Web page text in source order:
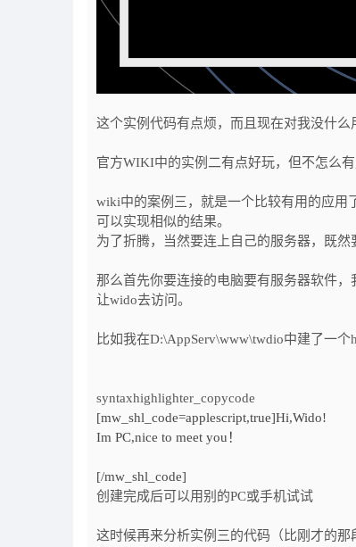
这个实例代码有点烦，而且现在对我没什么
官方WIKI中的实例二有点好玩，但不怎么
wiki中的案例三，就是一个比较有用的应用
可以实现相似的结果。
为了折腾，当然要连上自己的服务器，既然
那么首先你要连接的电脑要有服务器软件，
让wido去访问。
比如我在D:\AppServ\www\twdio中建了一
syntaxhighlighter_copycode
[mw_shl_code=applescript,true]Hi,Wido!
Im PC,nice to meet you！
[/mw_shl_code]
创建完成后可以用别的PC或手机试试
这时候再来分析实例三的代码（比刚才的那